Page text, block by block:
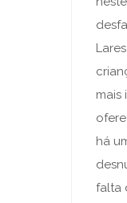
mais
há
falta